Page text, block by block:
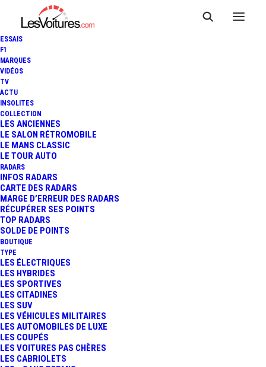
ESSAIS
F1
MARQUES
VIDÉOS
TV
ACTU
INSOLITES
COLLECTION
LES ANCIENNES
LE SALON RÉTROMOBILE
LE MANS CLASSIC
LE TOUR AUTO
RADARS
INFOS RADARS
CARTE DES RADARS
MARGE D’ERREUR DES RADARS
RÉCUPÉRER SES POINTS
TOP RADARS
SOLDE DE POINTS
BOUTIQUE
TYPE
LES ÉLECTRIQUES
LES HYBRIDES
LES SPORTIVES
LES CITADINES
LES SUV
LES VÉHICULES MILITAIRES
LES AUTOMOBILES DE LUXE
LES COUPÉS
LES VOITURES PAS CHÈRES
LES CABRIOLETS
D'AUTONOMIE POUR LA
VERSION GRANDE
AUTONOMIE PROPULSION
2 Minutes